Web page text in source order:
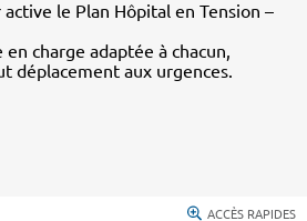
le Plan Hôpital en Tension –
charge adaptée à chacun,
déplacement aux urgences.
ACCÈS RAPIDES